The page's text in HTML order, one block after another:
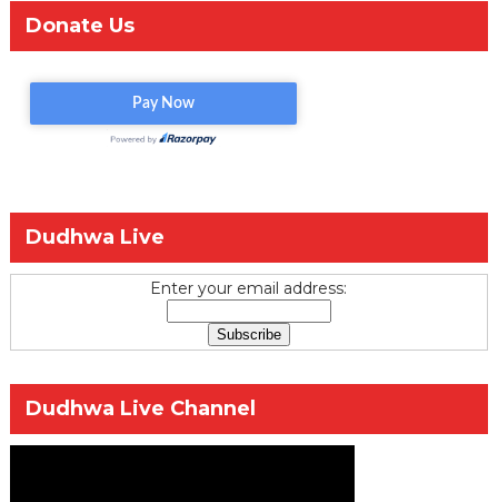
Donate Us
Dudhwa Live
Enter your email address:
Dudhwa Live Channel